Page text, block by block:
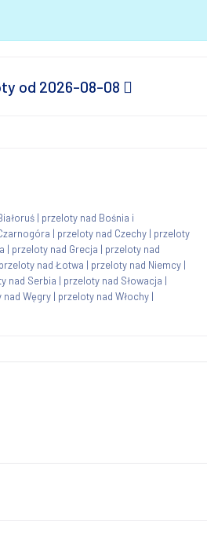
od 2026-08-08
| przeloty nad Bośnia i
| przeloty nad Czechy | przeloty
| przeloty nad Grecja | przeloty nad
przeloty nad Łotwa | przeloty nad Niemcy |
nad Serbia | przeloty nad Słowacja |
nad Węgry | przeloty nad Włochy |